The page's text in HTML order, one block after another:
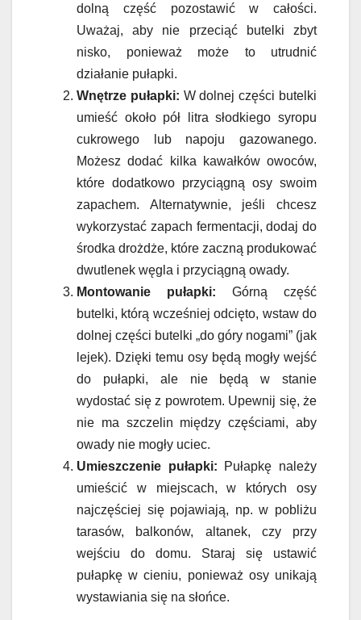
dolną część pozostawić w całości.
Uważaj, aby nie przeciąć butelki zbyt
nisko, ponieważ może to utrudnić
działanie pułapki.
Wnętrze pułapki: W dolnej części butelki
umieść około pół litra słodkiego syropu
cukrowego lub napoju gazowanego.
Możesz dodać kilka kawałków owoców,
które dodatkowo przyciągną osy swoim
zapachem. Alternatywnie, jeśli chcesz
wykorzystać zapach fermentacji, dodaj do
środka drożdże, które zaczną produkować
dwutlenek węgla i przyciągną owady.
Montowanie pułapki: Górną część
butelki, którą wcześniej odcięto, wstaw do
dolnej części butelki „do góry nogami” (jak
lejek). Dzięki temu osy będą mogły wejść
do pułapki, ale nie będą w stanie
wydostać się z powrotem. Upewnij się, że
nie ma szczelin między częściami, aby
owady nie mogły uciec.
Umieszczenie pułapki: Pułapkę należy
umieścić w miejscach, w których osy
najczęściej się pojawiają, np. w pobliżu
tarasów, balkonów, altanek, czy przy
wejściu do domu. Staraj się ustawić
pułapkę w cieniu, ponieważ osy unikają
wystawiania się na słońce.